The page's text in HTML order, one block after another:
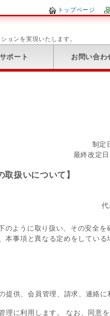
トップページ
ョンを実現いたします。
サポート お問い合わ
制定
最終改定
取扱いについて】
ように取り扱い、その安全を
本事項と異なる定めをしてい
供、会員管理、請求、連絡に
理に利用します。 なお、同意